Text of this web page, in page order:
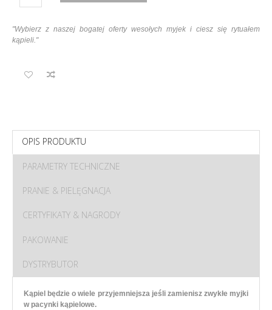
"Wybierz z naszej bogatej oferty wesołych myjek i ciesz się rytuałem
kąpieli."
OPIS PRODUKTU
PARAMETRY TECHNICZNE
PRANIE & PIELĘGNACJA
CERTYFIKATY & NAGRODY
PAKOWANIE
DYSTRYBUTOR
Kąpiel będzie o wiele przyjemniejsza jeśli zamienisz zwykłe myjki
w pacynki kąpielowe.